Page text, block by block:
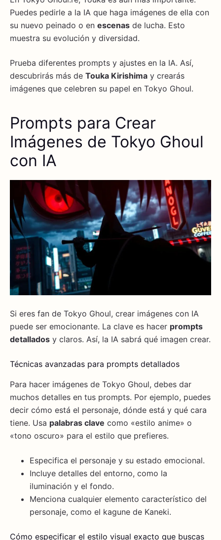
Puedes pedirle a la IA que haga imágenes de ella con
su nuevo peinado o en escenas de lucha. Esto
muestra su evolución y diversidad.
Prueba diferentes prompts y ajustes en la IA. Así,
descubrirás más de Touka Kirishima y crearás
imágenes que celebren su papel en Tokyo Ghoul.
Prompts para Crear
Imágenes de Tokyo Ghoul
con IA
Si eres fan de Tokyo Ghoul, crear imágenes con IA
puede ser emocionante. La clave es hacer prompts
detallados y claros. Así, la IA sabrá qué imagen crear.
Técnicas avanzadas para prompts detallados
Para hacer imágenes de Tokyo Ghoul, debes dar
muchos detalles en tus prompts. Por ejemplo, puedes
decir cómo está el personaje, dónde está y qué cara
tiene. Usa palabras clave como «estilo anime» o
«tono oscuro» para el estilo que prefieres.
Especifica el personaje y su estado emocional.
Incluye detalles del entorno, como la
iluminación y el fondo.
Menciona cualquier elemento característico del
personaje, como el kagune de Kaneki.
Cómo especificar el estilo visual exacto que buscas